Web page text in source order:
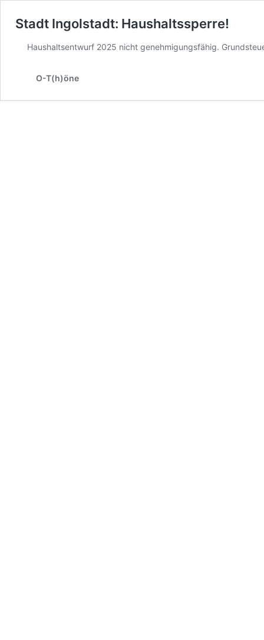
Stadt Ingolstadt: Haushaltssperre!
Haushaltsentwurf 2025 nicht genehmigungsfähig.
O-T(h)öne